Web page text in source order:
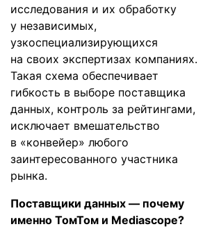
исследования и их обработку
у независимых,
узкоспециализирующихся
на своих экспертизах компаниях.
Такая схема обеспечивает
гибкость в выборе поставщика
данных, контроль за рейтингами,
исключает вмешательство
в «конвейер» любого
заинтересованного участника
рынка.
Поставщики данных — почему
именно ТомТом и Mediascope?